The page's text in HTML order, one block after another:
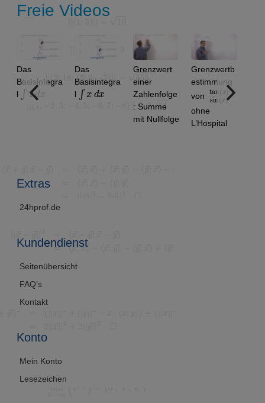
Freie Videos
Das
Basisintegra
∫1dx
Das
Basisintegra
∫xdx
Grenzwert
einer
Zahlenfolge
: Summe
mit Nullfolge
Grenzwertb
estimmung
von tan( x
sin (
)
ohne
L’Hospital
Extras
24hprof.de
Kundendienst
Seitenübersicht
FAQ’s
Kontakt
Konto
Mein Konto
Lesezeichen